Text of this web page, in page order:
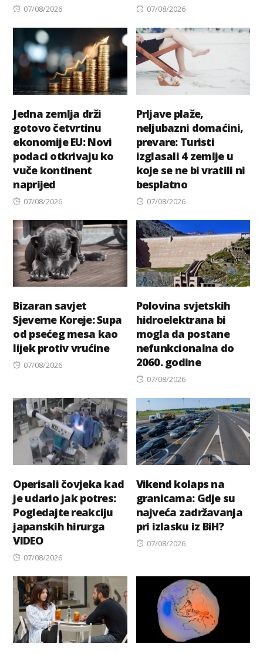
Posted
07/08/2026
Posted
07/08/2026
Jedna zemlja drži
gotovo četvrtinu
ekonomije EU: Novi
podaci otkrivaju ko
vuče kontinent
naprijed
Posted
07/08/2026
Prljave plaže,
neljubazni domaćini,
prevare: Turisti
izglasali 4 zemlje u
koje se ne bi vratili ni
besplatno
Posted
07/08/2026
Bizaran savjet
Sjeverne Koreje: Supa
od psećeg mesa kao
lijek protiv vrućine
Posted
07/08/2026
Polovina svjetskih
hidroelektrana bi
mogla da postane
nefunkcionalna do
2060. godine
Posted
07/08/2026
Operisali čovjeka kad
je udario jak potres:
Pogledajte reakciju
japanskih hirurga
VIDEO
Posted
07/08/2026
Vikend kolaps na
granicama: Gdje su
najveća zadržavanja
pri izlasku iz BiH?
Posted
07/08/2026